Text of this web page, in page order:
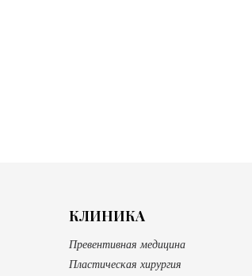
КЛИНИКА
Превентивная медицина
Пластическая хирургия